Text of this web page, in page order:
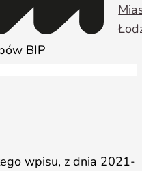
BIP
wpisu, z dnia 2021-